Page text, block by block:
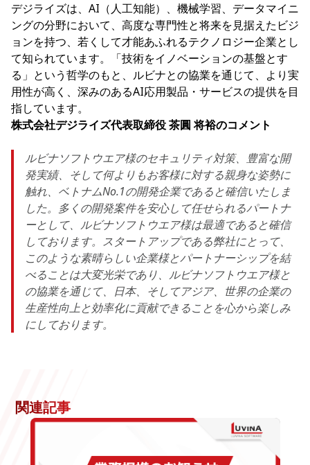
デジライズは、AI（人工知能）、機械学習、データマイニ
ングの分野において、高度な専門性と将来を見据えたビジ
ョンを持つ、若くして才能あふれるテクノロジー企業とし
て知られています。「技術をイノベーションの基盤とす
る」という哲学のもと、ルビナとの協業を通じて、より実
用性が高く、深みのあるAI応用製品・サービスの提供を目
指しています。
株式会社デジライズ代表取締役 茶圓 将裕のコメント
ルビナソフトウエア様のセキュリティ対策、豊富な開
発実績、そして何よりもお客様に対する親身な姿勢に
触れ、ベトナムNo.1の開発企業であると確信いたしま
した。多くの開発案件を安心して任せられるパートナ
ーとして、ルビナソフトウエア様は最適であると確信
しております。スタートアップである弊社にとって、
このような素晴らしい企業様とパートナーシップを結
べることは大変光栄であり、ルビナソフトウエア様と
の協業を通じて、日本、そしてアジア、世界の企業の
生産性向上と効率化に貢献できることを心から楽しみ
にしております。
関連記事